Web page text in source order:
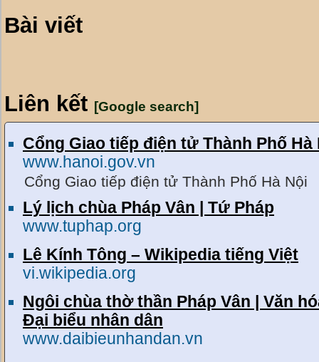
Bài viết
Liên kết [Google search]
Cổng Giao tiếp điện tử Thành Phố Hà
www.hanoi.gov.vn
Cổng Giao tiếp điện tử Thành Phố Hà Nội
Lý lịch chùa Pháp Vân | Tứ Pháp
www.tuphap.org
Lê Kính Tông – Wikipedia tiếng Việt
vi.wikipedia.org
Ngôi chùa thờ thần Pháp Vân | Văn
Đại biểu nhân dân
www.daibieunhandan.vn